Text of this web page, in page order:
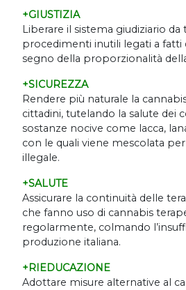
+GIUSTIZIA
Liberare il sistema giudiziario da
procedimenti inutili legati a fatti
segno della proporzionalità
+SICUREZZA
Rendere più naturale la
cittadini, tutelando la salute dei
sostanze nocive come lacca,
con le quali viene mescolata
illegale.
+SALUTE
Assicurare la continuità delle
che fanno uso di cannabis
regolarmente, colmando l’
produzione italiana.
+RIEDUCAZIONE
Adottare misure alternative al